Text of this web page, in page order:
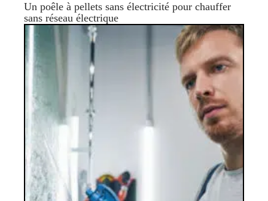
Un poêle à pellets sans électricité pour chauffer
sans réseau électrique